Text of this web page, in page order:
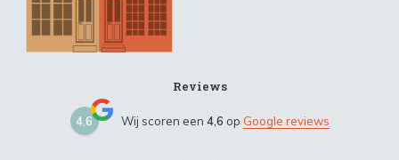
Reviews
4,6 Wij scoren een 4,6 op Google reviews